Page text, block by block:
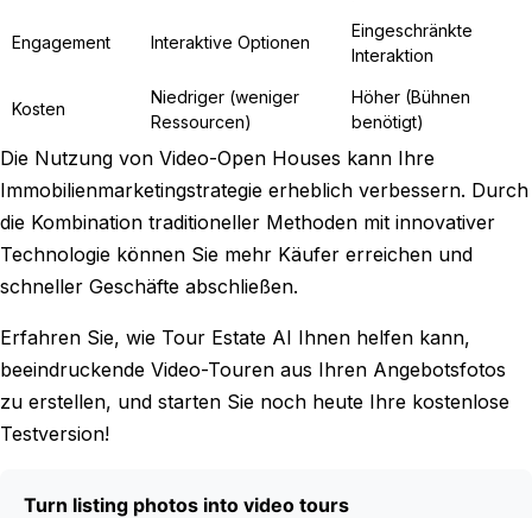
Engagement Interaktive Optionen
Eingeschränkte
Interaktion
Kosten
Niedriger (weniger
Ressourcen)
Höher (Bühnen
benötigt)
Die Nutzung von Video-Open Houses kann Ihre
Immobilienmarketingstrategie erheblich verbessern. Durch
die Kombination traditioneller Methoden mit innovativer
Technologie können Sie mehr Käufer erreichen und
schneller Geschäfte abschließen.
Erfahren Sie, wie Tour Estate AI Ihnen helfen kann,
beeindruckende Video-Touren aus Ihren Angebotsfotos
zu erstellen, und starten Sie noch heute Ihre kostenlose
Testversion!
Turn listing photos into video tours